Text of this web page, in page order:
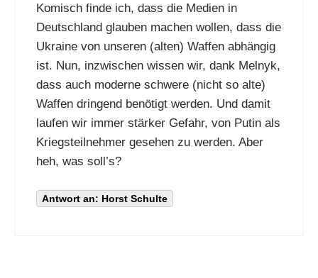
Komisch finde ich, dass die Medien in
Deutschland glauben machen wollen, dass die
Ukraine von unseren (alten) Waffen abhängig
ist. Nun, inzwischen wissen wir, dank Melnyk,
dass auch moderne schwere (nicht so alte)
Waffen dringend benötigt werden. Und damit
laufen wir immer stärker Gefahr, von Putin als
Kriegsteilnehmer gesehen zu werden. Aber
heh, was soll’s?
Antwort an: Horst Schulte